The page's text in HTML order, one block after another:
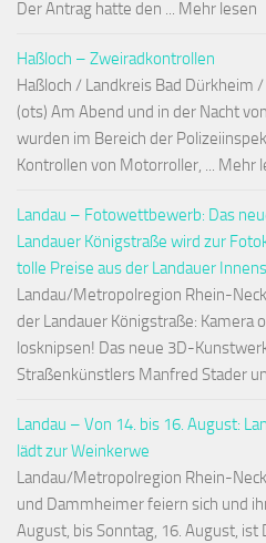
Der Antrag hatte den ... Mehr lesen
Haßloch – Zweiradkontrollen
Haßloch / Landkreis Bad Dürkheim
(ots) Am Abend und in der Nacht
wurden im Bereich der
Kontrollen von Motorroller, ... Mehr
Landau – Fotowettbewerb: Das
Landauer Königstraße wird zur
tolle Preise aus der Landauer
Landau/Metropolregion Rhein-
der Landauer Königstraße: Kamera
losknipsen! Das neue 3D-
Straßenkünstlers Manfred Stader
Landau – Von 14. bis 16. August:
lädt zur Weinkerwe
Landau/Metropolregion Rhein-
und Dammheimer feiern sich und
August, bis Sonntag, 16. August,